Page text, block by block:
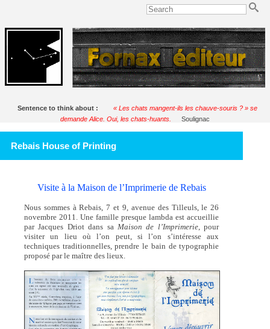
Sentence to think about :
« Les chats mangent-ils les chauve-souris ? » se
demande Alice. Oui, les chats-huants.
Soulignac
Rebais House of Printing
Visite à la Maison de l’Imprimerie de Rebais
Nous sommes à Rebais, 7 et 9, avenue des Tilleuls, le 26
novembre 2011. Une famille presque lambda est accueillie
par Jacques Driot dans sa Maison de l’Imprimerie, pour
visiter un lieu où l’on peut, si l’on s’intéresse aux
techniques traditionnelles, prendre le bain de typographie
proposé par le maître des lieux.